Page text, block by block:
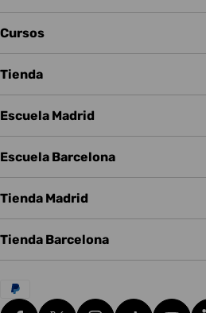
Cursos
Tienda
Escuela Madrid
Escuela Barcelona
Tienda Madrid
Tienda Barcelona
Métodos
de